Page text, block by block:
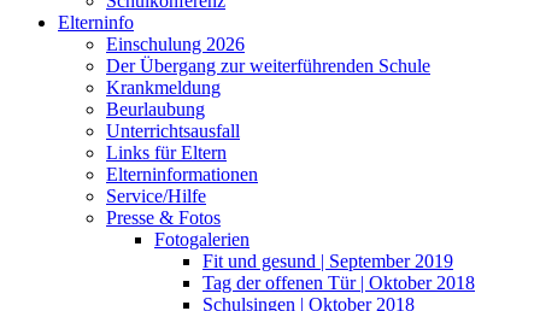
Elterninfo
Einschulung 2026
Der Übergang zur weiterführenden Schule
Krankmeldung
Beurlaubung
Unterrichtsausfall
Links für Eltern
Elterninformationen
Service/Hilfe
Presse & Fotos
Fotogalerien
Fit und gesund | September 2019
Tag der offenen Tür | Oktober 2018
Schulsingen | Oktober 2018